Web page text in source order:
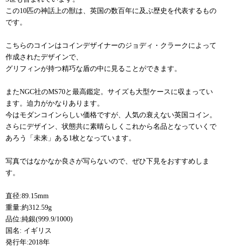
この10匹の神話上の獣は、英国の数百年に及ぶ歴史を代表するもの
です。
こちらのコインはコインデザイナーのジョディ・クラークによって
作成されたデザインで、
グリフィンが持つ精巧な盾の中に見ることができます。
またNGC社のMS70と最高鑑定。サイズも大型ケースに収まってい
ます。迫力がかなりあります。
今はモダンコインらしい価格ですが、人気の衰えない英国コイン。
さらにデザイン、状態共に素晴らしくこれから名品となっていくで
あろう「未来」ある1枚となっています。
写真ではなかなか良さが写らないので、ぜひ下見をおすすめしま
す。
直径:89.15mm
重量:約312.59g
品位:純銀(999.9/1000)
国名: イギリス
発行年:2018年